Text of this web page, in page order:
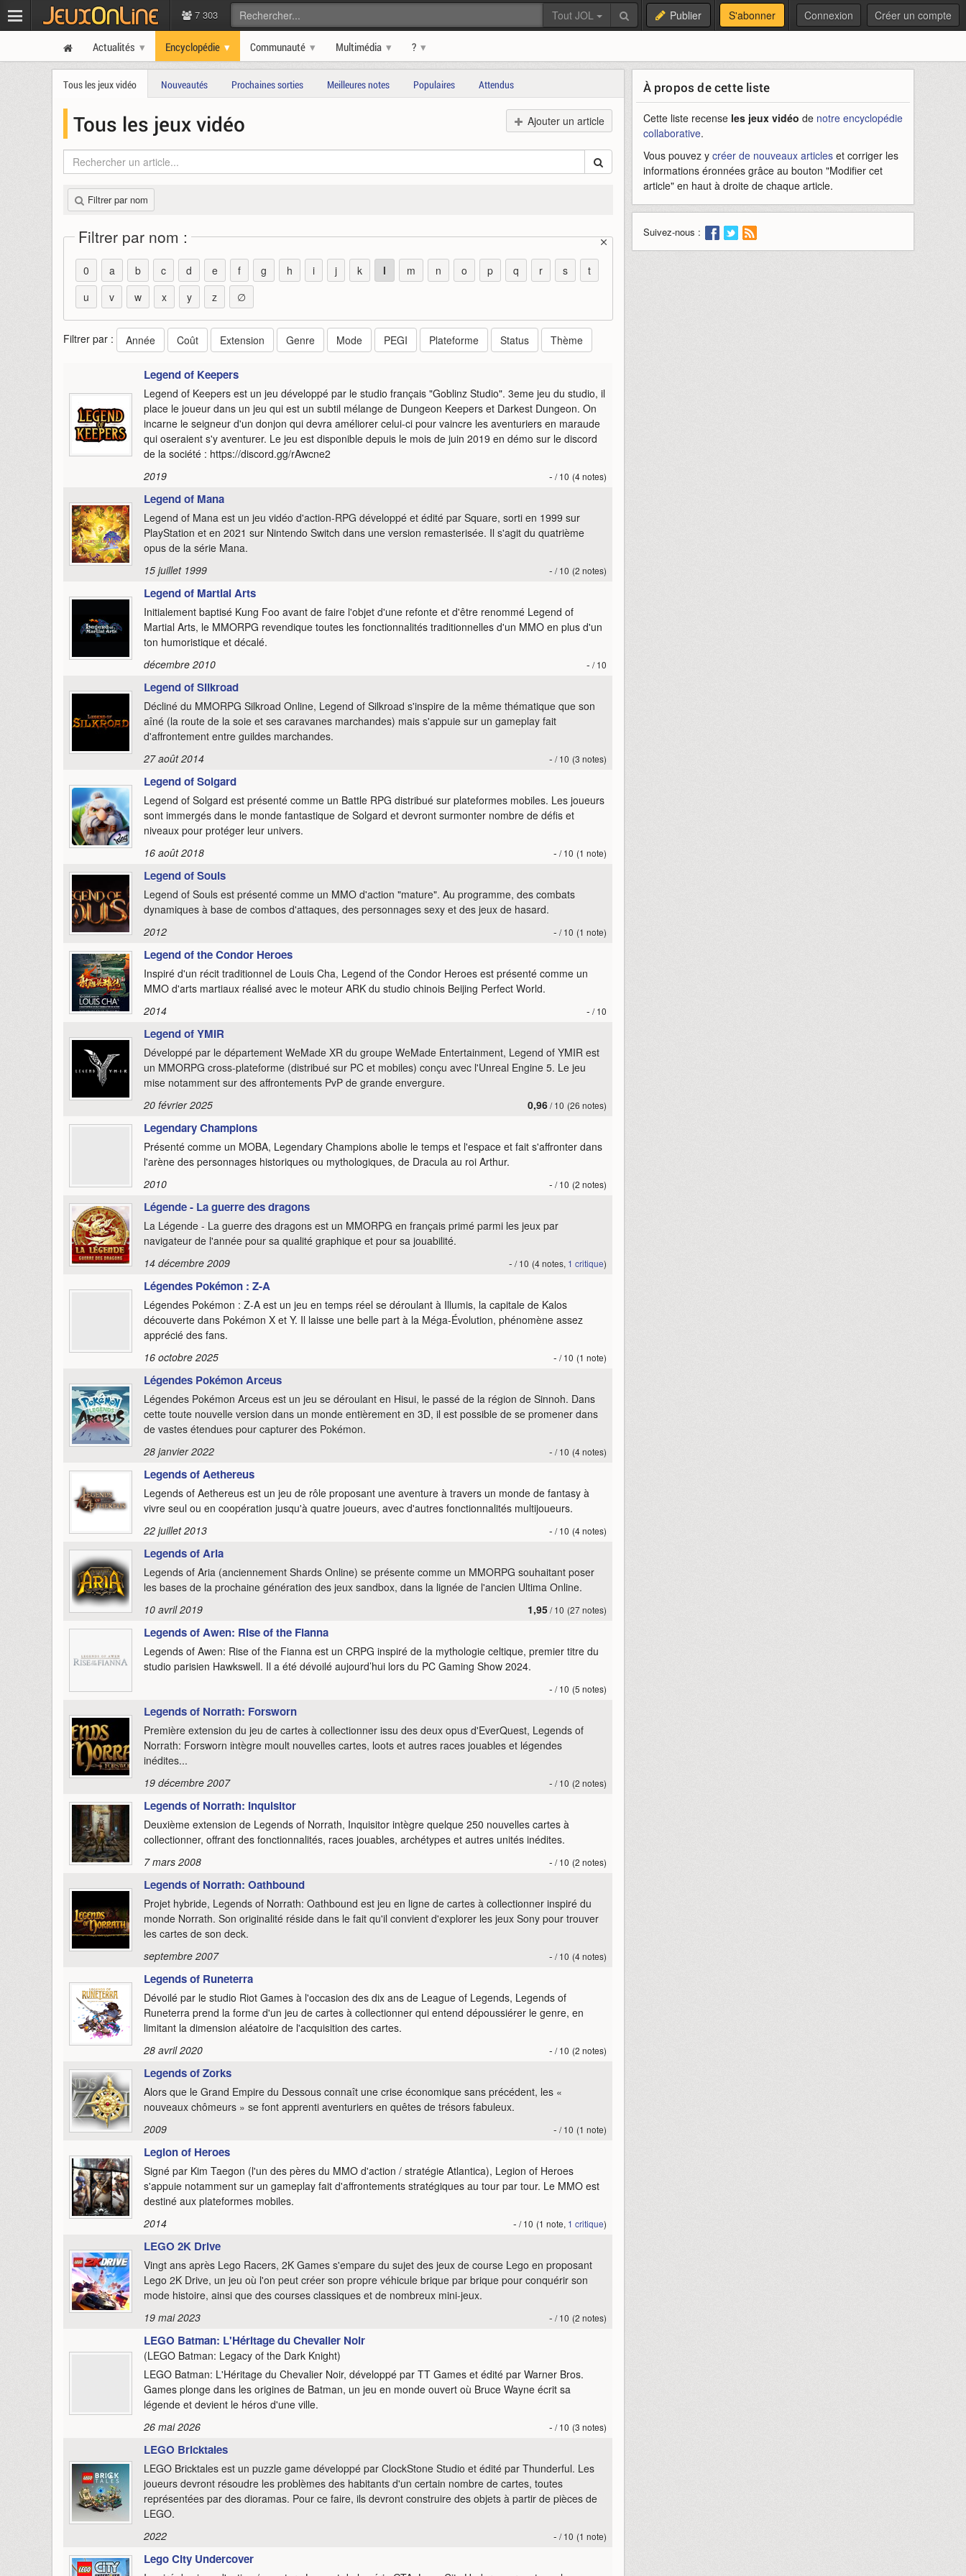
7 303 Tout JOL Publier S'abonner Connexion Créer un compte
Actualités Encyclopédie Communauté Multimédia ?
Tous les jeux vidéo Nouveautés Prochaines sorties Meilleures notes Populaires Attendus
Ajouter un article
Tous les jeux vidéo
Filtrer par nom
Filtrer par nom :
0 a b c d e f g h i j k l m n o p q r s
t
u
v w x y z ∅
Filtrer par : Année Coût Extension Genre Mode PEGI Plateforme Status Thème
Legend of Keepers
Legend of Keepers est un jeu développé par le studio français "Goblinz Studio". 3eme jeu du studio, il
place le joueur dans un jeu qui est un subtil mélange de Dungeon Keepers et Darkest Dungeon. On
incarne le seigneur d'un donjon qui devra améliorer celui-ci pour vaincre les aventuriers en maraude
qui oseraient s'y aventurer. Le jeu est disponible depuis le mois de juin 2019 en démo sur le discord
de la société : https://discord.gg/rAwcne2
2019
- / 10 (4 notes)
Legend of Mana
Legend of Mana est un jeu vidéo d'action-RPG développé et édité par Square, sorti en 1999 sur
PlayStation et en 2021 sur Nintendo Switch dans une version remasterisée. Il s'agit du quatrième
opus de la série Mana.
15 juillet 1999
- / 10 (2 notes)
Legend of Martial Arts
Initialement baptisé Kung Foo avant de faire l'objet d'une refonte et d'être renommé Legend of
Martial Arts, le MMORPG revendique toutes les fonctionnalités traditionnelles d'un MMO en plus d'un
ton humoristique et décalé.
décembre 2010
- / 10
Legend of Silkroad
Décliné du MMORPG Silkroad Online, Legend of Silkroad s'inspire de la même thématique que son
aîné (la route de la soie et ses caravanes marchandes) mais s'appuie sur un gameplay fait
d'affrontement entre guildes marchandes.
27 août 2014
- / 10 (3 notes)
Legend of Solgard
Legend of Solgard est présenté comme un Battle RPG distribué sur plateformes mobiles. Les joueurs
sont immergés dans le monde fantastique de Solgard et devront surmonter nombre de défis et
niveaux pour protéger leur univers.
16 août 2018
- / 10 (1 note)
Legend of Souls
Legend of Souls est présenté comme un MMO d'action "mature". Au programme, des combats
dynamiques à base de combos d'attaques, des personnages sexy et des jeux de hasard.
2012
- / 10 (1 note)
Legend of the Condor Heroes
Inspiré d'un récit traditionnel de Louis Cha, Legend of the Condor Heroes est présenté comme un
MMO d'arts martiaux réalisé avec le moteur ARK du studio chinois Beijing Perfect World.
2014
- / 10
Legend of YMIR
Développé par le département WeMade XR du groupe WeMade Entertainment, Legend of YMIR est
un MMORPG cross-plateforme (distribué sur PC et mobiles) conçu avec l'Unreal Engine 5. Le jeu
mise notamment sur des affrontements PvP de grande envergure.
20 février 2025
0,96/ 10 (26 notes)
Legendary Champions
Présenté comme un MOBA, Legendary Champions abolie le temps et l'espace et fait s'affronter dans
l'arène des personnages historiques ou mythologiques, de Dracula au roi Arthur.
2010
- / 10 (2 notes)
Légende - La guerre des dragons
La Légende - La guerre des dragons est un MMORPG en français primé parmi les jeux par
navigateur de l'année pour sa qualité graphique et pour sa jouabilité.
14 décembre 2009
- / 10 (4 notes, 1 critique)
Légendes Pokémon : Z-A
Légendes Pokémon : Z-A est un jeu en temps réel se déroulant à Illumis, la capitale de Kalos
découverte dans Pokémon X et Y. Il laisse une belle part à la Méga-Évolution, phénomène assez
apprécié des fans.
16 octobre 2025
- / 10 (1 note)
Légendes Pokémon Arceus
Légendes Pokémon Arceus est un jeu se déroulant en Hisui, le passé de la région de Sinnoh. Dans
cette toute nouvelle version dans un monde entièrement en 3D, il est possible de se promener dans
de vastes étendues pour capturer des Pokémon.
28 janvier 2022
- / 10 (4 notes)
Legends of Aethereus
Legends of Aethereus est un jeu de rôle proposant une aventure à travers un monde de fantasy à
vivre seul ou en coopération jusqu'à quatre joueurs, avec d'autres fonctionnalités multijoueurs.
22 juillet 2013
- / 10 (4 notes)
Legends of Aria
Legends of Aria (anciennement Shards Online) se présente comme un MMORPG souhaitant poser
les bases de la prochaine génération des jeux sandbox, dans la lignée de l'ancien Ultima Online.
10 avril 2019
1,95/ 10 (27 notes)
Legends of Awen: Rise of the Fianna
Legends of Awen: Rise of the Fianna est un CRPG inspiré de la mythologie celtique, premier titre du
studio parisien Hawkswell. Il a été dévoilé aujourd’hui lors du PC Gaming Show 2024.
- / 10 (5 notes)
Legends of Norrath: Forsworn
Première extension du jeu de cartes à collectionner issu des deux opus d'EverQuest, Legends of
Norrath: Forsworn intègre moult nouvelles cartes, loots et autres races jouables et légendes
inédites...
19 décembre 2007
- / 10 (2 notes)
Legends of Norrath: Inquisitor
Deuxième extension de Legends of Norrath, Inquisitor intègre quelque 250 nouvelles cartes à
collectionner, offrant des fonctionnalités, races jouables, archétypes et autres unités inédites.
7 mars 2008
- / 10 (2 notes)
Legends of Norrath: Oathbound
Projet hybride, Legends of Norrath: Oathbound est jeu en ligne de cartes à collectionner inspiré du
monde Norrath. Son originalité réside dans le fait qu'il convient d'explorer les jeux Sony pour trouver
les cartes de son deck.
septembre 2007
- / 10 (4 notes)
Legends of Runeterra
Dévoilé par le studio Riot Games à l'occasion des dix ans de League of Legends, Legends of
Runeterra prend la forme d'un jeu de cartes à collectionner qui entend dépoussiérer le genre, en
limitant la dimension aléatoire de l'acquisition des cartes.
28 avril 2020
- / 10 (2 notes)
Legends of Zorks
Alors que le Grand Empire du Dessous connaît une crise économique sans précédent, les «
nouveaux chômeurs » se font apprenti aventuriers en quêtes de trésors fabuleux.
2009
- / 10 (1 note)
Legion of Heroes
Signé par Kim Taegon (l'un des pères du MMO d'action / stratégie Atlantica), Legion of Heroes
s'appuie notamment sur un gameplay fait d'affrontements stratégiques au tour par tour. Le MMO est
destiné aux plateformes mobiles.
2014
- / 10 (1 note, 1 critique)
LEGO 2K Drive
Vingt ans après Lego Racers, 2K Games s'empare du sujet des jeux de course Lego en proposant
Lego 2K Drive, un jeu où l'on peut créer son propre véhicule brique par brique pour conquérir son
mode histoire, ainsi que des courses classiques et de nombreux mini-jeux.
19 mai 2023
- / 10 (2 notes)
LEGO Batman: L'Héritage du Chevalier Noir
(LEGO Batman: Legacy of the Dark Knight)
LEGO Batman: L'Héritage du Chevalier Noir, développé par TT Games et édité par Warner Bros.
Games plonge dans les origines de Batman, un jeu en monde ouvert où Bruce Wayne écrit sa
légende et devient le héros d'une ville.
26 mai 2026
- / 10 (3 notes)
LEGO Bricktales
LEGO Bricktales est un puzzle game développé par ClockStone Studio et édité par Thunderful. Les
joueurs devront résoudre les problèmes des habitants d'un certain nombre de cartes, toutes
représentées par des dioramas. Pour ce faire, ils devront construire des objets à partir de pièces de
LEGO.
2022
- / 10 (1 note)
Lego City Undercover
À propos de cette liste
Cette liste recense les jeux vidéo de notre encyclopédie
collaborative.
Vous pouvez y créer de nouveaux articleset corriger les
informations éronnées grâce au bouton "Modifier cet
article" en haut à droite de chaque article.
Suivez-nous :